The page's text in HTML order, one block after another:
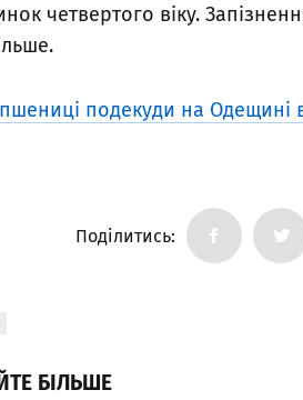
четвертого віку.
подекуди на Одещині
Поділитись:
БІЛЬШЕ